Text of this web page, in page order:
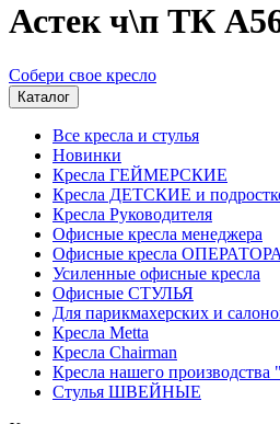
Астек ч\п ТК
Собери свое кресло
Каталог
Все кресла и стулья
Новинки
Кресла ГЕЙМЕРСКИЕ
Кресла ДЕТСКИЕ и
Кресла Руководителя
Офисные кресла менеджера
Офисные кресла ОПЕРАТОРА
Усиленные офисные кресла
Офисные СТУЛЬЯ
Для парикмахерских и
Кресла Metta
Кресла Chairman
Кресла нашего производства
Стулья ШВЕЙНЫЕ